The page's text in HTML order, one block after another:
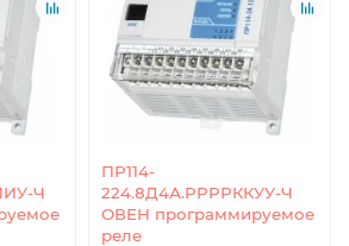
Ч
ПР114-
224.8Д4А.РРРРККУУ-Ч
ОВЕН программируемое
реле